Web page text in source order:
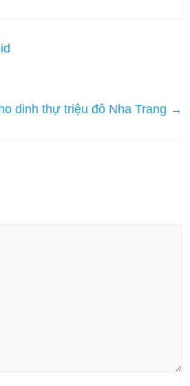
dinh thự triệu đô Nha Trang →